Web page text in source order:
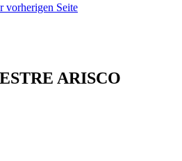
vorherigen Seite
ARISCO